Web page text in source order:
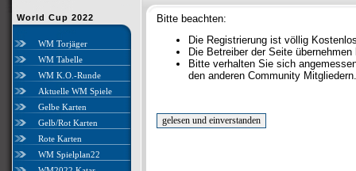
World Cup 2022
WM Torjäger
WM Tabelle
WM K.O.-Runde
Aktuelle WM Spiele
Gelbe Karten
Gelb/Rot Karten
Rote Karten
WM Spielplan22
Bitte beachten:
Die Registrierung ist völlig
Die Betreiber der Seite
Bitte verhalten Sie sich
den anderen Community Mitgliedern.